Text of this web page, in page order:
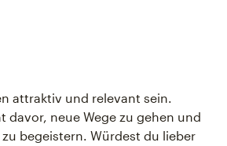
attraktiv und relevant sein.
davor, neue Wege zu gehen und
begeistern. Würdest du lieber